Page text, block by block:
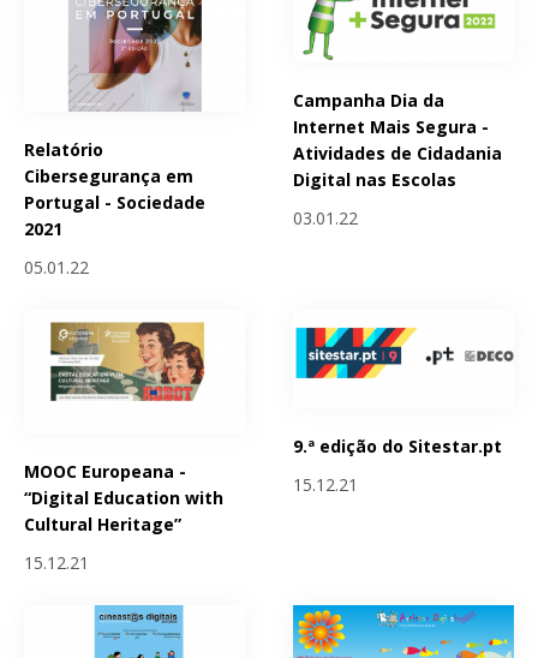
Relatório
Cibersegurança em
Portugal - Sociedade
2021
05.01.22
Campanha Dia da
Internet Mais Segura -
Atividades de Cidadania
Digital nas Escolas
03.01.22
MOOC Europeana -
“Digital Education with
Cultural Heritage”
15.12.21
9.ª edição do Sitestar.pt
15.12.21